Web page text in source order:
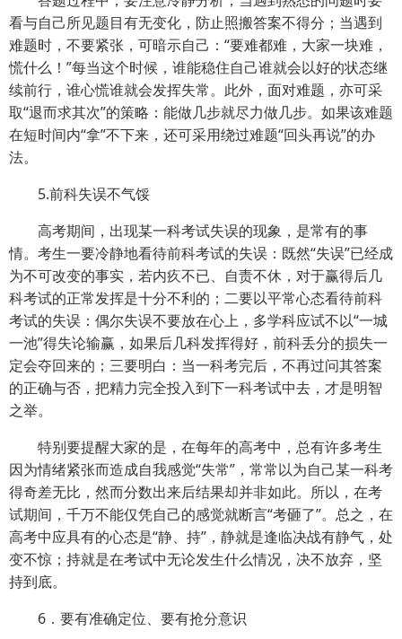
看与自己所见题目有无变化，防止照搬答案不得分；当遇到
难题时，不要紧张，可暗示自己：“要难都难，大家一块难，
慌什么！”每当这个时候，谁能稳住自己谁就会以好的状态继
续前行，谁心慌谁就会发挥失常。此外，面对难题，亦可采
取“退而求其次”的策略：能做几步就尽力做几步。如果该难题
在短时间内“拿”不下来，还可采用绕过难题“回头再说”的办
法。
5.前科失误不气馁
高考期间，出现某一科考试失误的现象，是常有的事
情。考生一要冷静地看待前科考试的失误：既然“失误”已经成
为不可改变的事实，若内疚不已、自责不休，对于赢得后几
科考试的正常发挥是十分不利的；二要以平常心态看待前科
考试的失误：偶尔失误不要放在心上，多学科应试不以“一城
一池”得失论输赢，如果后几科发挥得好，前科丢分的损失一
定会夺回来的；三要明白：当一科考完后，不再过问其答案
的正确与否，把精力完全投入到下一科考试中去，才是明智
之举。
特别要提醒大家的是，在每年的高考中，总有许多考生
因为情绪紧张而造成自我感觉“失常”，常常以为自己某一科考
得奇差无比，然而分数出来后结果却并非如此。所以，在考
试期间，千万不能仅凭自己的感觉就断言“考砸了”。总之，在
高考中应具有的心态是“静、持”，静就是逢临决战有静气，处
变不惊；持就是在考试中无论发生什么情况，决不放弃，坚
持到底。
6．要有准确定位、要有抢分意识